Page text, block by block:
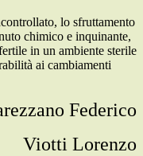
lo sfruttamento
chimico e inquinante,
in un ambiente sterile
ai cambiamenti
Federico
Viotti Lorenzo